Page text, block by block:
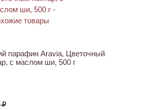
парафин Aravia, Цветочный
с маслом ши, 500 г
₽